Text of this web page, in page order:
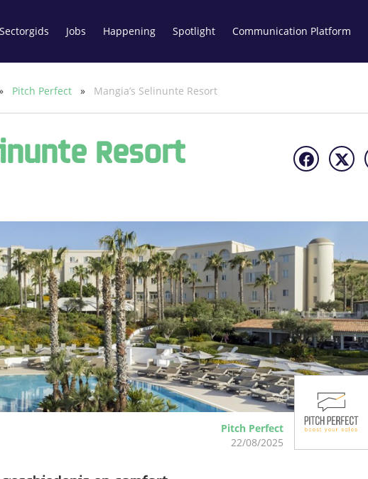
Sectorgids Jobs Happening Spotlight Communication Platform
Pitch Perfect » Mangia’s Selinunte Resort
Resort
Pitch Perfect
22/08/2025